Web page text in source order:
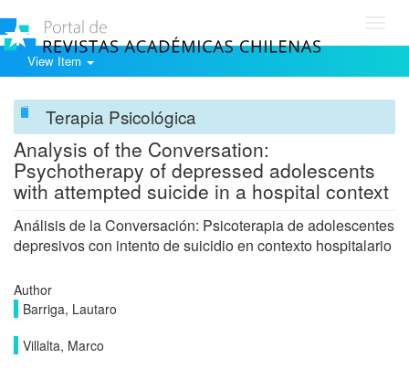
View Item
Terapia Psicológica
Analysis of the Conversation:
Psychotherapy of depressed adolescents
with attempted suicide in a hospital context
Análisis de la Conversación: Psicoterapia de adolescentes
depresivos con intento de suicidio en contexto hospitalario
Author
Barriga, Lautaro
Villalta, Marco